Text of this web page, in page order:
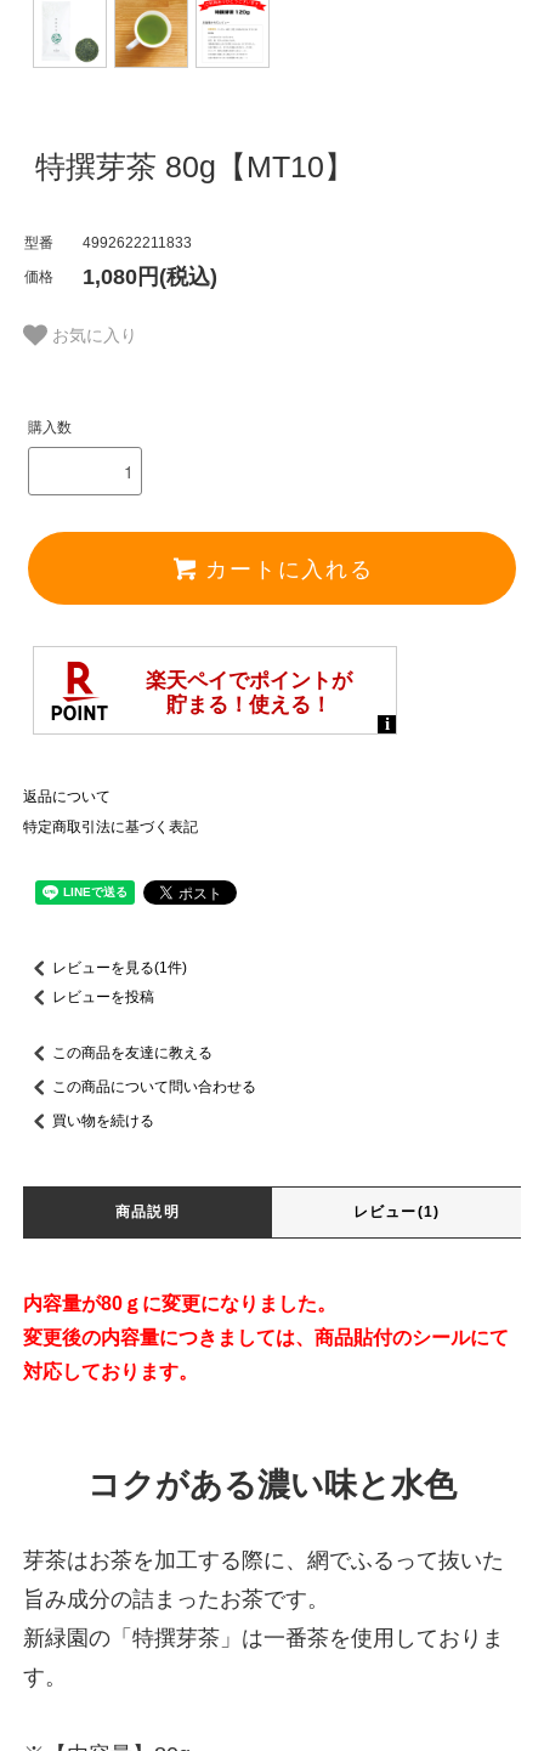
特撰芽茶 80g【MT10】
型番
4992622211833
価格
1,080円(税込)
お気に入り
購入数
カートに入れる
返品について
特定商取引法に基づく表記
レビューを見る(1件)
レビューを投稿
この商品を友達に教える
この商品について問い合わせる
買い物を続ける
商品説明 レビュー(1)
内容量が80ｇに変更になりました。
変更後の内容量につきましては、商品貼付のシールにて
対応しております。
コクがある濃い味と水色
芽茶はお茶を加工する際に、網でふるって抜いた
旨み成分の詰まったお茶です。
新緑園の「特撰芽茶」は一番茶を使用しておりま
す。